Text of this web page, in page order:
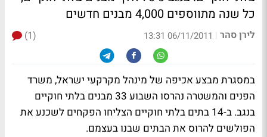
כל שנה מתווספים 4,000 מבנים חדשים
לירן סהר |
06/11/2011 13:31
(1)
במסגרת מבצע אכיפה של מינהל מקרקעי ישראל, משרד
הפנים והמשטרה נהרסו השבוע 33 מבנים בלתי חוקיים
בנגב. ב-14 בתים בלתי חוקיים הצליחו הפקחים לשכנע את
הפולשים להרוס את הבתים שבנו בעצמם.